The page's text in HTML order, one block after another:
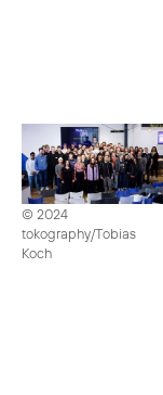
© 2024
tokography/Tobias
Koch